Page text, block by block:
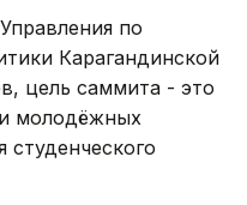
по
Карагандинской
цель саммита - это
молодёжных
студенческого